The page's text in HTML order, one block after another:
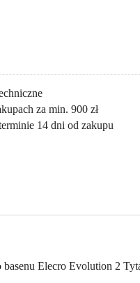
za min. 900 zł
14 dni od zakupu
Elecro Evolution 2